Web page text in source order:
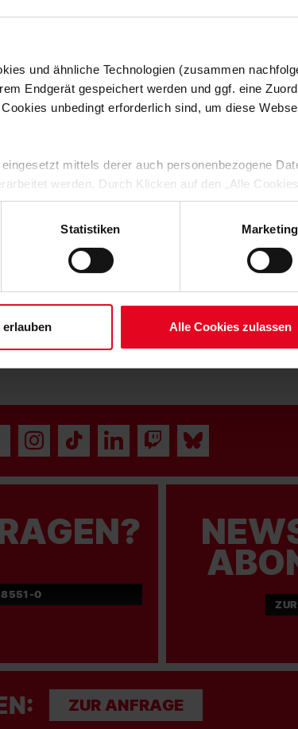
und ähnliche Technologien (zusammen
Endgerät gespeichert werden und ggf. eine
unbedingt erforderlich sind, um diese
mittels derer auch personenbezogene
werden. Durch Klicken auf den „Alle Cookies
Cookies und der entsprechenden Verarbeitung
gem. § 25 Abs. 1 TDDDG, Art. 6 Abs. 1 lit. a
erforderliche Cookies eingesetzt. Ihre etwaig
Statistiken Marketing
Alle Cookies zulassen
der Bundesliga.
seit 2017
der Schnittstelle
Kessler haben
freut uns total“, sagt
und mit maximalem
sehr vertrauensvolle
einen offenen und
mit meinen
0
ZUR ANFRAGE